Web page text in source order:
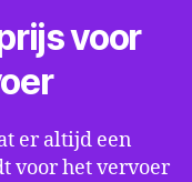
voor
er altijd een
voor het vervoer